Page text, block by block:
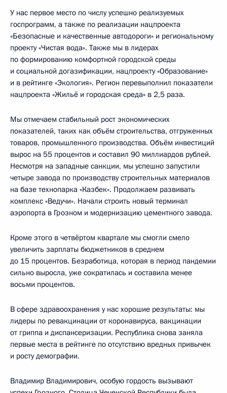
У нас первое место по числу успешно реализуемых
госпрограмм, а также по реализации нацпроекта
«Безопасные и качественные автодороги» и региональному
проекту «Чистая вода». Также мы в лидерах
по формированию комфортной городской среды
и социальной догазификации, нацпроекту «Образование»
и в рейтинге «Экология». Регион перевыполнил показатели
нацпроекта «Жильё и городская среда» в 2,5 раза.
Мы отмечаем стабильный рост экономических
показателей, таких как объём строительства, отгруженных
товаров, промышленного производства. Объём инвестиций
вырос на 55 процентов и составил 90 миллиардов рублей.
Несмотря на западные санкции, мы успешно запустили
четыре завода по производству строительных материалов
на базе технопарка «Казбек». Продолжаем развивать
комплекс «Ведучи». Начали строить новый терминал
аэропорта в Грозном и модернизацию цементного завода.
Кроме этого в четвёртом квартале мы смогли смело
увеличить зарплаты бюджетников в среднем
до 15 процентов. Безработица, которая в период пандемии
сильно выросла, уже сократилась и составила менее
восьми процентов.
В сфере здравоохранения у нас хорошие результаты: мы
лидеры по ревакцинации от коронавируса, вакцинации
от гриппа и диспансеризации. Республика снова заняла
первые места в рейтинге по отсутствию вредных привычек
и росту демографии.
Владимир Владимирович, особую гордость вызывают